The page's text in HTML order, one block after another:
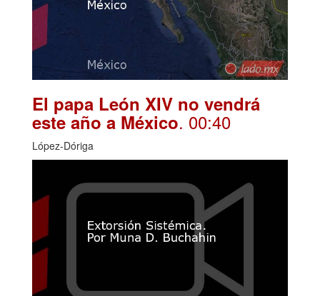
El papa León XIV no vendrá
este año a México. 00:40
López-Dóriga